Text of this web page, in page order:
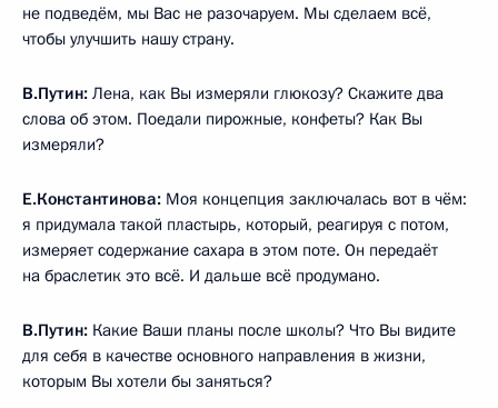
не подведём, мы Вас не разочаруем. Мы сделаем всё,
чтобы улучшить нашу страну.
В.Путин: Лена, как Вы измеряли глюкозу? Скажите два
слова об этом. Поедали пирожные, конфеты? Как Вы
измеряли?
Е.Константинова: Моя концепция заключалась вот в чём:
я придумала такой пластырь, который, реагируя с потом,
измеряет содержание сахара в этом поте. Он передаёт
на браслетик это всё. И дальше всё продумано.
В.Путин: Какие Ваши планы после школы? Что Вы видите
для себя в качестве основного направления в жизни,
которым Вы хотели бы заняться?